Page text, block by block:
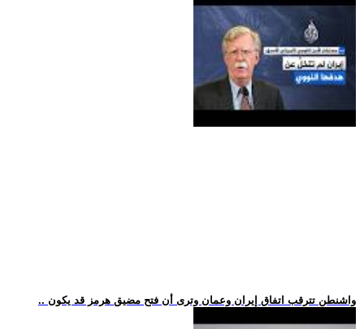
.. واشنطن تترقب اتفاق إيران وعمان وترى أن فتح مضيق هرمز قد يكون